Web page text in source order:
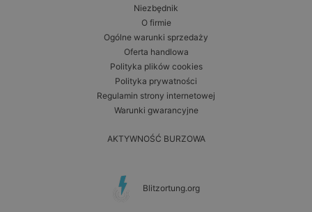
Niezbędnik
O firmie
Ogólne warunki sprzedaży
Oferta handlowa
Polityka plików cookies
Polityka prywatności
Regulamin strony internetowej
Warunki gwarancyjne
AKTYWNOŚĆ BURZOWA
Blitzortung.org